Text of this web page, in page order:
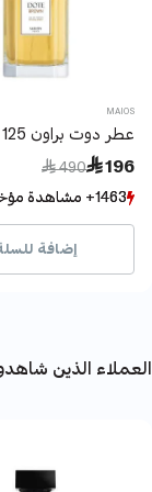
MAIOS
عطر دوت براون 125 مل
 196
from
 490
to
1463+ مشاهدة مؤخراً
511+ بيع مؤخراً
1463+ مشاهدة مؤخراً
511+ بيع مؤخراً
إضافة
العملاء الذين